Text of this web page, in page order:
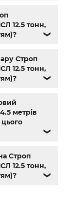
оптом
болтов,
шайбы
киев,болты
, купить
м 10
купить
12.5 тонн,
❯
Строп
12.5 тонн,
❯
метрів
❯
Строп
12.5 тонн,
❯